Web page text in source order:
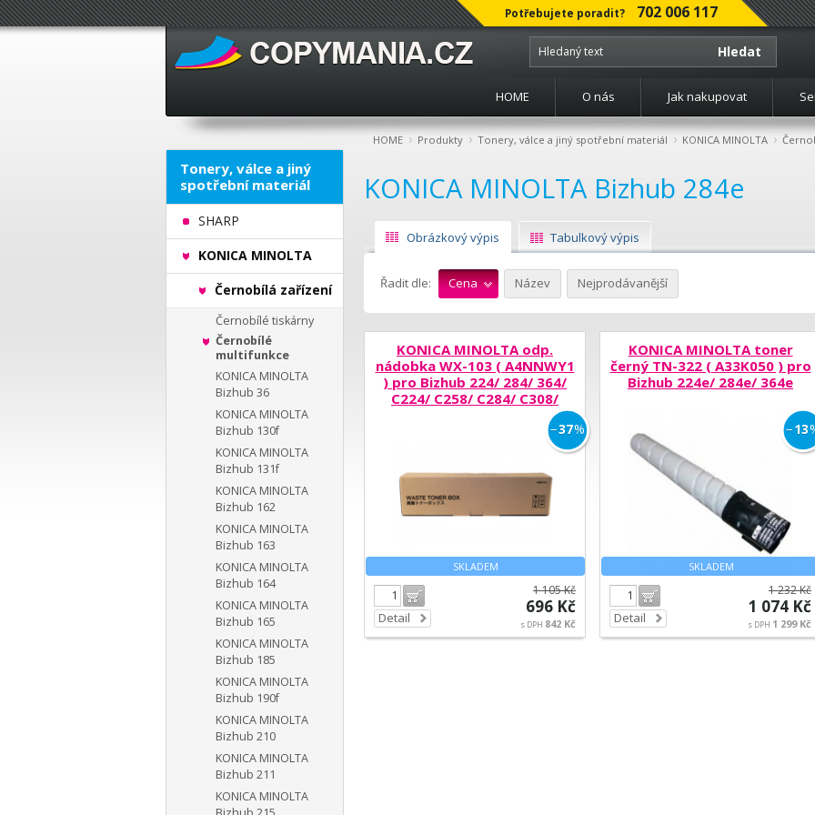
Potřebujete poradit? 702 006 117
Hledat
HOME O nás Jak nakupovat
HOME › Produkty › Tonery, válce a jiný spotřební materiál › KONICA MINOLTA ›
KONICA MINOLTA Bizhub 284e
Obrázkový výpis Tabulkový výpis
Řadit dle: Cena Název Nejprodávanější
KONICA MINOLTA odp.
nádobka WX-103 ( A4NNWY1
) pro Bizhub 224/ 284/ 364/
C224/ C258/ C284/ C308/
SKLADEM
−37%
Detail
1 105 Kč
696 Kč
s DPH 842 Kč
KONICA MINOLTA toner
černý TN-322 ( A33K050 ) pro
Bizhub 224e/ 284e/ 364e
SKLADEM
−13
Detail
1 232 Kč
1 074 Kč
s DPH 1 299 Kč
Tonery, válce a jiný
spotřební materiál
SHARP
KONICA MINOLTA
Černobílá zařízení
Černobílé tiskárny
Černobílé
multifunkce
KONICA MINOLTA
Bizhub 36
KONICA MINOLTA
Bizhub 130f
KONICA MINOLTA
Bizhub 131f
KONICA MINOLTA
Bizhub 162
KONICA MINOLTA
Bizhub 163
KONICA MINOLTA
Bizhub 164
KONICA MINOLTA
Bizhub 165
KONICA MINOLTA
Bizhub 185
KONICA MINOLTA
Bizhub 190f
KONICA MINOLTA
Bizhub 210
KONICA MINOLTA
Bizhub 211
KONICA MINOLTA